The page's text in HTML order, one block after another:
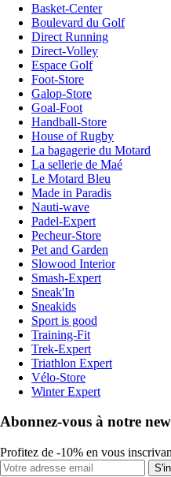
Basket-Center
Boulevard du Golf
Direct Running
Direct-Volley
Espace Golf
Foot-Store
Galop-Store
Goal-Foot
Handball-Store
House of Rugby
La bagagerie du Motard
La sellerie de Maé
Le Motard Bleu
Made in Paradis
Nauti-wave
Padel-Expert
Pecheur-Store
Pet and Garden
Slowood Interior
Smash-Expert
Sneak'In
Sneakids
Sport is good
Training-Fit
Trek-Expert
Triathlon Expert
Vélo-Store
Winter Expert
Abonnez-vous à notre
Profitez de -10% en vous